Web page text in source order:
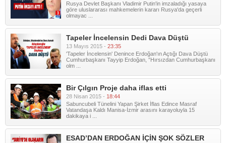
Rusya Devlet Başkanı Vladimir Putin'in imzaladığı yasaya
göre uluslararası mahkemelerin kararı Rusya'da geçerli
olmayac ...
Tapeler İncelensin Dedi Dava Düştü
13 Mayıs 2015 - 23:35
'Tapeler İncelensin' Denince Erdoğan'ın Açtığı Dava Düştü
Cumhurbaşkanı Tayyip Erdoğan, ”Hırsızdan Cumhurbaşkanı
olm ...
Bir Çılgın Proje daha iflas etti
28 Nisan 2015 - 18:44
Sabuncubeli Tünelini Yapan Şirket İflas Edince Masraf
Vatandaşa Kaldı Manisa-İzmir arasını karayoluyla 15
dakikaya i ...
ESAD’DAN ERDOĞAN İÇİN ŞOK SÖZLER